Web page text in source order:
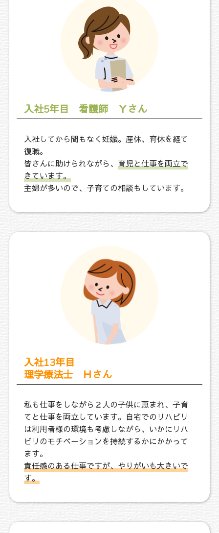
入社5年目 看護師 Ｙさん
入社してから間もなく妊娠。産休、育休を経て
復職。
皆さんに助けられながら、 育児と仕事を両立で
きています。
主婦が多いので、子育ての相談もしています。
入社13年目
理学療法士 Ｈさん
私も仕事をしながら２人の子供に恵まれ、子育
てと仕事を両立しています。自宅でのリハビリ
は利用者様の環境も考慮しながら、いかにリハ
ビリのモチベーションを持続するかにかかって
ます。
責任感のある仕事ですが、やりがいも大きいで
す。